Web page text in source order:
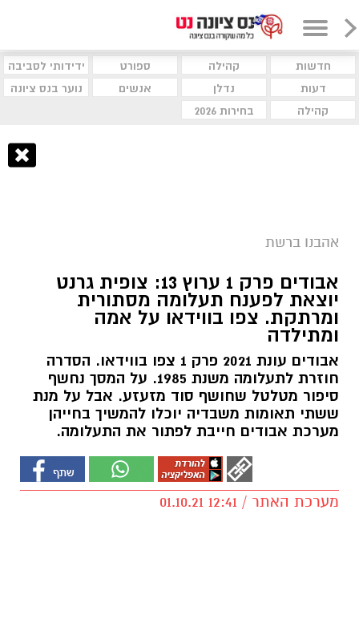
חדשות קהילה ספורט
ידידותי לסביבה
דעות
נדלן אנשים
נוער בנס ציונה
קהילה
בחירות 2026
אהבנו ברשת
אבודים פרק 1 ערוץ 13: צופית גרנט
יוצאת לפענח תעלומה מסתורית
ומרתקת. צפו בווידאו על אמה
ומתילדה
אבודים עונת 2021 פרק 1 צפו בווידאו. הסדרה
חוזרת לתעלומה משנת 1985. על המסך נחשף
סיפור מטלטל שחושף סוד מזעזע. אבל על מנת
ששתי תאומות משבדיה יוכלו להמשיך בחייהן
מערכת אבודים חייבת לפתור את התעלומה.
מערכת האתר / 12:41 01.10.21